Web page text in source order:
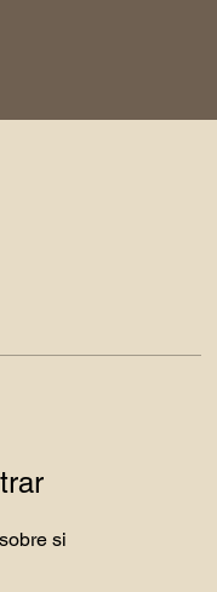
si